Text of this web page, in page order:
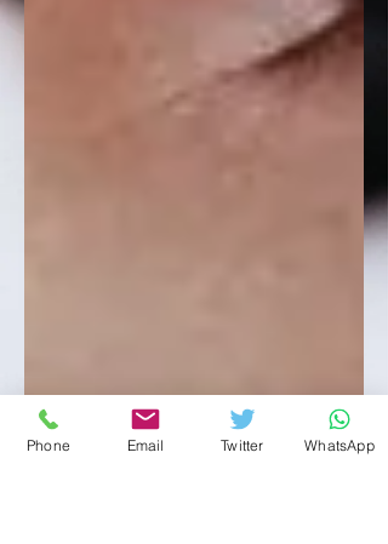
Phone Email Twitter WhatsApp